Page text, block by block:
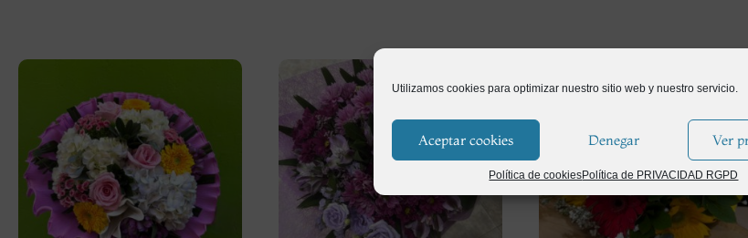
Utilizamos cookies para optimizar nuestro sitio web y nuestro servicio.
Aceptar cookies Denegar Ver
Política de cookiesPolítica de PRIVACIDAD RGPD